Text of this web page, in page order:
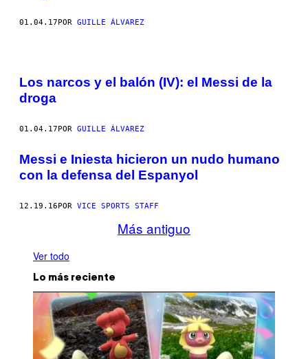
01.04.17 POR GUILLE ÁLVAREZ
Los narcos y el balón (IV): el Messi de la
droga
01.04.17POR GUILLE ÁLVAREZ
Messi e Iniesta hicieron un nudo humano
con la defensa del Espanyol
12.19.16 POR VICE SPORTS STAFF
Más antiguo
Ver todo
Lo más reciente